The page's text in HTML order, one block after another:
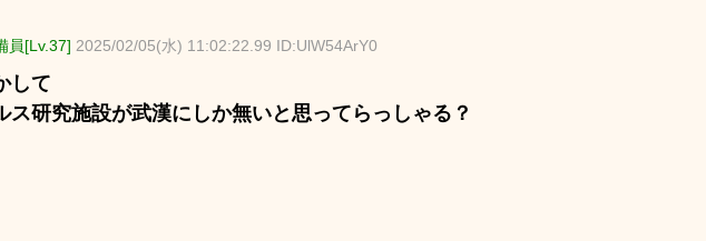
員[Lv.37] 2025/02/05(水) 11:02:22.99 ID:UlW54ArY0
して
ス研究施設が武漢にしか無いと思ってらっしゃる？